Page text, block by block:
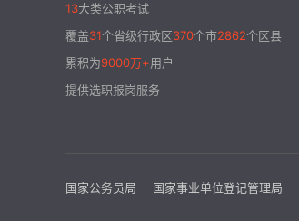
13大类公职考试
覆盖31个省级行政区370个市2862个区县
累积为9000万+用户
提供选职报岗服务
国家公务员局 国家事业单位登记管理局